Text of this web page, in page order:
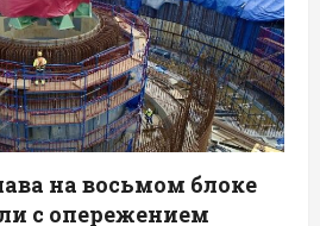
на восьмом блоке
с опережением